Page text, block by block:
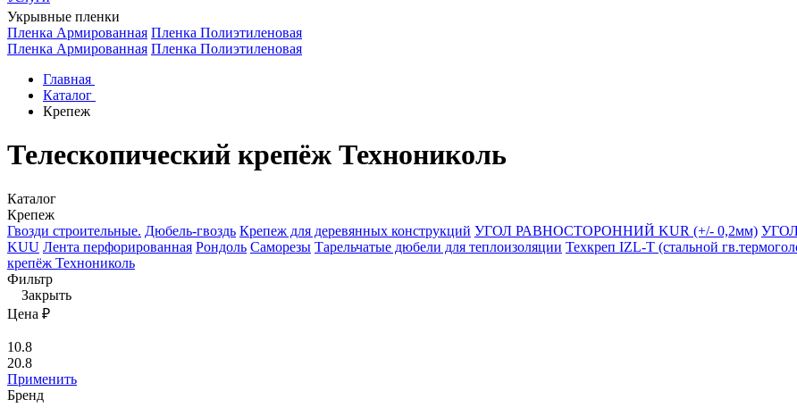
Укрывные пленки
Пленка Армированная Пленка Полиэтиленовая
Пленка Армированная Пленка Полиэтиленовая
Главная
Каталог
Крепеж
Телескопический крепёж Технониколь
Каталог
Крепеж
Гвозди строительные. Дюбель-гвоздь Крепеж для деревянных конструкций УГОЛ РАВНОСТОРОННИЙ KUR (+/- 0,2мм)
KUU Лента перфорированная Рондоль Саморезы Тарельчатые дюбели для теплоизоляции Техкреп IZL-T (стальной
крепёж Технониколь
Фильтр
Закрыть
Цена ₽
10.8
20.8
Применить
Бренд